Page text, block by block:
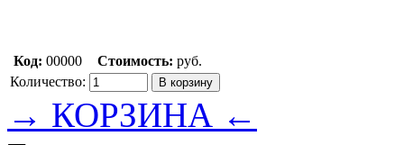
Код: 00000 Стоимость: руб.
Количество:
→ КОРЗИНА ←